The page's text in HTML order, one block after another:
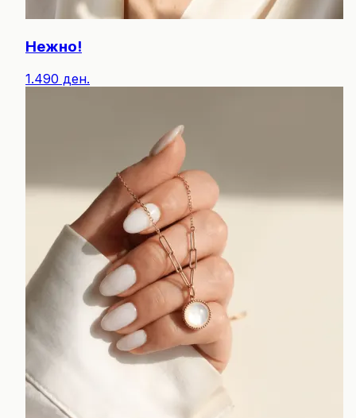
Нежно!
1.490 ден.